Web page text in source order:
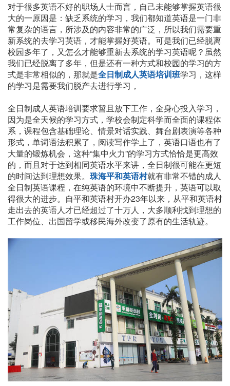
对于很多英语不好的职场人士而言，自己未能够掌握英语很
大的一原因是：缺乏系统的学习，我们都知道英语是一门非
常复杂的语言，所涉及的内容非常的广泛，所以我们需要重
新系统的去学习英语，才能掌握好英语。可是我们已经脱离
校园多年了，又怎么才能够重新去系统的学习英语呢？虽然
我们已经脱离了多年，但是还有一种方式和校园的学习的方
式是非常相似的，那就是全日制成人英语培训班学习，这样
的学习是需要我们脱产去进行学习，
全日制成人英语培训要求暂且放下工作，全身心投入学习，
因为是全天候的学习方式，学校会制定科学而全面的课程体
系，课程包含基础理论、情景对话实践、舞台剧表演等各种
形式，单词语法积累了，阅读写作学上了，英语口语也有了
大量的锻炼机会，这种“集中火力”的学习方式恰恰是更高效
的，而且对于达到相同英语水平来讲，全日制很可能在更短
的时间达到理想效果。 珠海平和英语村就有非常不错的成人
全日制英语课程，在纯英语的环境中不断提升，英语可以取
得很大的进步。自平和英语村开办23年以来，从平和英语村
走出去的英语人才已经超过了十万人，大多顺利找到理想的
工作岗位、出国留学或移民海外改变了原有的生活轨迹。